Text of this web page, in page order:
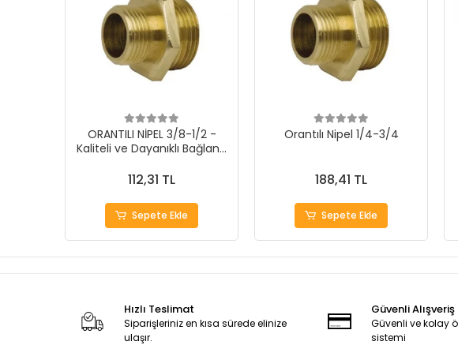
ORANTILI NİPEL 3/8-1/2 -
Kaliteli ve Dayanıklı Bağlantı
112,31 TL
Sepete Ekle
Orantılı Nipel 1/4-3/4
188,41 TL
Sepete Ekle
Hızlı Teslimat
Siparişleriniz en kısa sürede elinize
ulaşır.
Güvenli Alışveriş
Güvenli ve kolay
sistemi